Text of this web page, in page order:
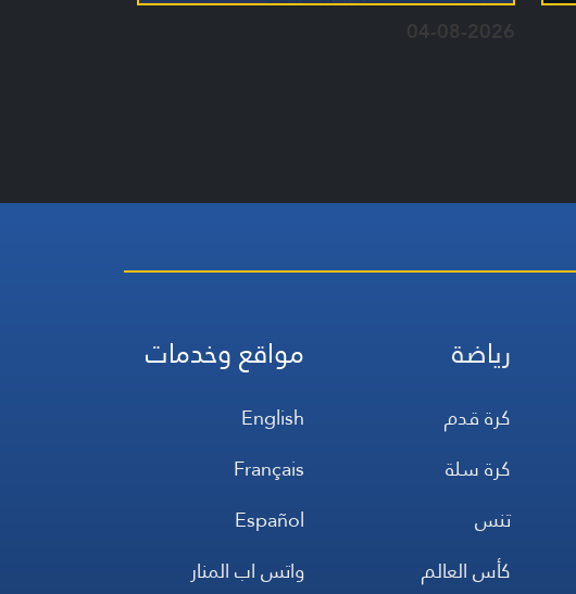
04-08-2026
رياضة
كرة قدم
كرة سلة
تنس
كأس العالم
مواقع وخدمات
English
Français
Español
واتس اب المنار